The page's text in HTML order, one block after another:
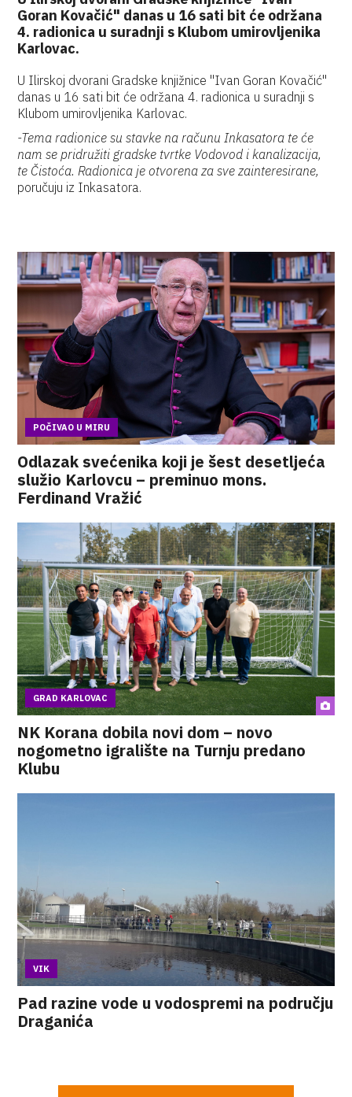
Goran Kovačić" danas u 16 sati bit će održana
4. radionica u suradnji s Klubom umirovljenika
Karlovac.
U Ilirskoj dvorani Gradske knjižnice "Ivan Goran Kovačić"
danas u 16 sati bit će održana 4. radionica u suradnji s
Klubom umirovljenika Karlovac.
-Tema radionice su stavke na računu Inkasatora te će
nam se pridružiti gradske tvrtke Vodovod i kanalizacija,
te Čistoća. Radionica je otvorena za sve zainteresirane,
poručuju iz Inkasatora.
POČIVAO U MIRU
Odlazak svećenika koji je šest desetljeća
služio Karlovcu – preminuo mons.
Ferdinand Vražić
GRAD KARLOVAC
NK Korana dobila novi dom – novo
nogometno igralište na Turnju predano
Klubu
VIK
Pad razine vode u vodospremi na području
Draganića